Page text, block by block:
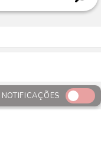
NOTIFICAÇÕES